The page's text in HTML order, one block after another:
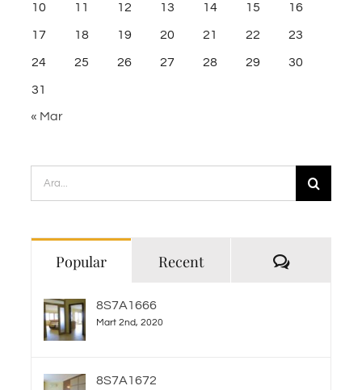
10 11 12 13 14 15 16
17 18 19 20 21 22 23
24 25 26 27 28 29 30
31
« Mar
Ara:
Popular Recent Yorum
8S7A1666
Mart 2nd, 2020
8S7A1672